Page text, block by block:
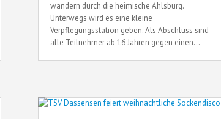
wandern durch die heimische Ahlsburg.
Unterwegs wird es eine kleine
Verpflegungsstation geben. Als Abschluss sind
alle Teilnehmer ab 16 Jahren gegen einen...